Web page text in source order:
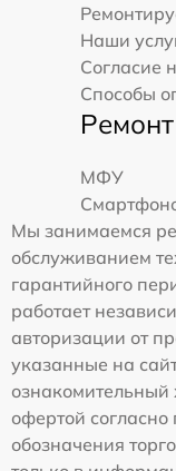
Наши
Согласие
Способы
МФУ
Мы занимаемся
обслуживанием
гарантийного
работает
авторизации от
указанные на
ознакомительный
офертой
обозначения